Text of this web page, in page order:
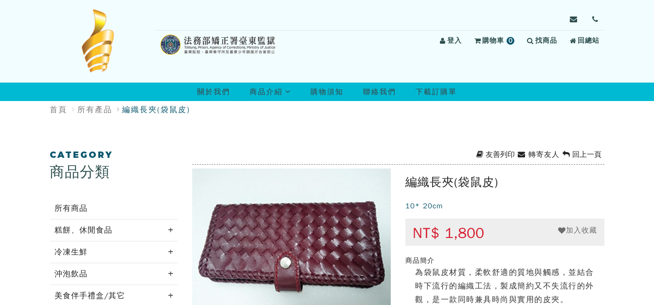
給
獄，
聯
登入 購物車 0項
找商品 回總站
關於我們 商品介紹 購物須知 聯絡我們
下載訂購單
:::
首頁 所有產品 編織長夾(袋鼠皮)
:::
CATEGORY
商品分類
所有商品
糕餅、休閒食品
冷凍生鮮
沖泡飲品
美食伴手禮盒/其它
友善列印 轉寄友人 回上一頁
編織長夾(袋鼠皮)
10* 20cm
NT$ 1,800 加入收藏
商品簡介
為袋鼠皮材質，柔軟舒適的質地與觸感，並結合
時下流行的編織工法，製成簡約又不失流行的外
觀，是一款同時兼具時尚與實用的皮夾。